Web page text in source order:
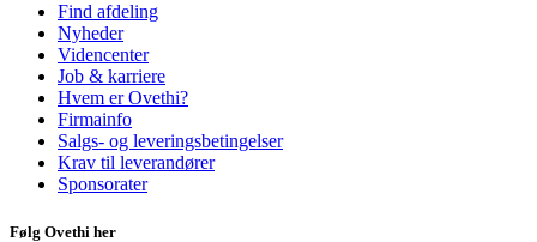
Find afdeling
Nyheder
Videncenter
Job & karriere
Hvem er Ovethi?
Firmainfo
Salgs- og leveringsbetingelser
Krav til leverandører
Sponsorater
Følg Ovethi her